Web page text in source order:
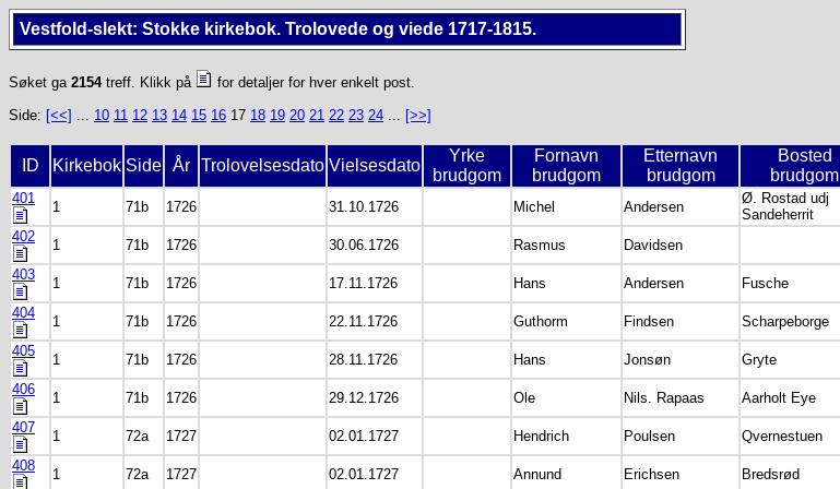
Vestfold-slekt: Stokke kirkebok. Trolovede og viede 1717-1815.
Søket ga 2154treff. Klikk på
for detaljer for hver enkelt post.
Side: [<<] ... 10 11 12 13 14 15 16 17 18 19 20 21 22 23 24 ... [>>]
ID Kirkebok Side År Trolovelsesdato Vielsesdato
Yrke
brudgom
Fornavn
brudgom
Etternavn
brudgom
Bosted
brudgom
401
1 71b 1726 31.10.1726 Michel Andersen
Ø. Rostad udj
Sandeherrit
402
1 71b 1726 30.06.1726 Rasmus Davidsen
403
1 71b 1726 17.11.1726 Hans Andersen Fusche
404
1 71b 1726 22.11.1726 Guthorm Findsen Scharpeborge
405
1 71b 1726 28.11.1726 Hans Jonsøn Gryte
406
1 71b 1726 29.12.1726 Ole Nils. Rapaas Aarholt Eye
407
1 72a 1727 02.01.1727 Hendrich Poulsen Qvernestuen
408
1 72a 1727 02.01.1727 Annund Erichsen Bredsrød